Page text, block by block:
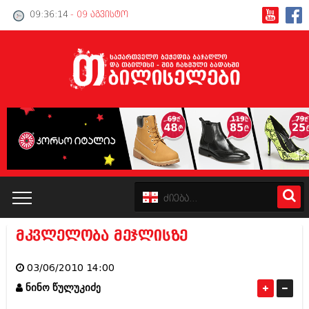
09:36:15 - 09 აგვისტო
კატალოგი
მკვლელობა მეჯლისზე
03/06/2010 14:00
ნინო წულუკიძე